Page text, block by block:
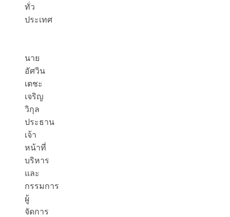
ทั่ว
ประเทศ
นาย
อัศวิน
เตชะ
เจริญ
วิกุล
ประธาน
เจ้า
หน้าที่
บริหาร
และ
กรรมการ
ผู้
จัดการ